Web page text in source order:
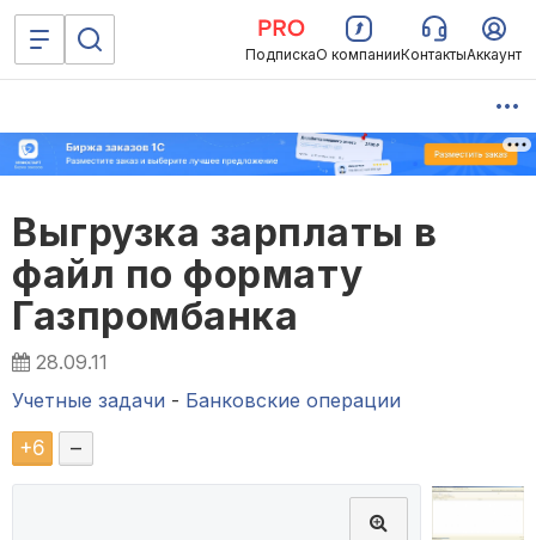
ПодпискаО компанииКонтактыАккаунт
Выгрузка зарплаты в
файл по формату
Газпромбанка
28.09.11
Учетные задачи - Банковские операции
+6 –